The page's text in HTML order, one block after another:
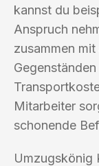
kannst du
Anspruch
zusammen
Mitarbeiter
schonende
Umzugskönig